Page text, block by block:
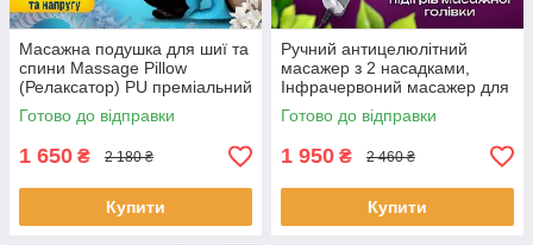
Масажна подушка для шиї та
спини Massage Pillow
(Релаксатор) PU преміальний
матеріал
Готово до відправки
1 650 ₴ 2 180 ₴
Купити
Ручний антицелюлітний
масажер з 2 насадками,
Інфрачервоний масажер для
тіла (ніг, шиї і плечей).
Готово до відправки
1 950 ₴ 2 460 ₴
Купити